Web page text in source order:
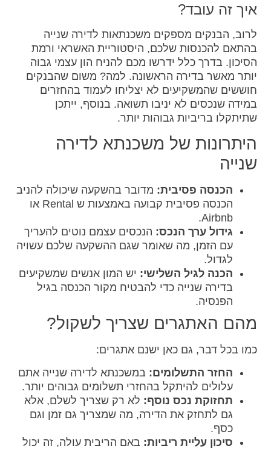
איך זה עובד?
לרוב, הבנקים מספקים משכנתאות לדירה שנייה
בהתאם להכנסות שלכם, היסטוריית האשראי ורמת
הסיכון. בדרך כלל ידרשו מכם להניח הון עצמי גבוה
יותר מאשר בדירה הראשונה. למה? משום שהבנקים
חוששים שהמשקיעים לא יצליחו לעמוד בהחזרים
במידה שנכסים לא יניבו תשואה. בנוסף, ייתכן
שתיתקלו בריביות גבוהות יותר.
היתרונות של משכנתא לדירה
שנייה
הכנסה פסיבית: מדובר בהשקעה שיכולה להניב
הכנסה פסיבית קבועה באמצעות ש Rental או
Airbnb.
גידול ערך הנכס: הנכסים עצמם נוטים להעריך
עם הזמן, מה שאומר שגם ההשקעה שלכם עשויה
לגדול.
הכנה לגיל השלישי: יש המון אנשים שמשקיעים
בדירה שנייה כדי להבטיח מקור הכנסה בגיל
הפנסיה.
מהם האתגרים שצריך לשקול?
כמו בכל דבר, גם כאן ישנם אתגרים:
החזר התשלומים: במשכנתא לדירה שנייה אתם
עלולים להיתקל בהחזרי תשלומים גבוהים יותר.
תחזוקת נכס נוסף: לא רק שצריך לשלם, אלא
גם לתחזק את הדירה, מה שמצריך גם זמן וגם
כסף.
סיכון עליית ריביות: באם הריבית עולה, זה יכול